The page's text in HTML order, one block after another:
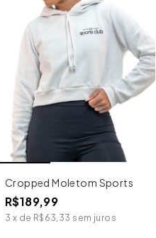
Cropped Moletom Sports
R$189,99
3 x de R$63,33 sem juros